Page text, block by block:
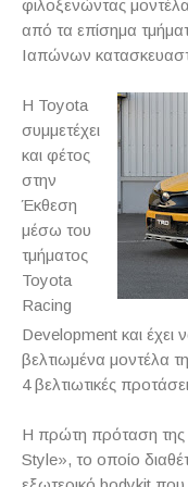
φιλοξενώντας
από τα επίσημα
Ιαπώνων
Η Toyota
συμμετέχει
και φέτος
στην
Έκθεση
μέσω του
τμήματος
Toyota
Racing
Development και έχει
βελτιωμένα μοντέλα
4 βελτιωτικές
Η πρώτη πρόταση της
Style», το οποίο